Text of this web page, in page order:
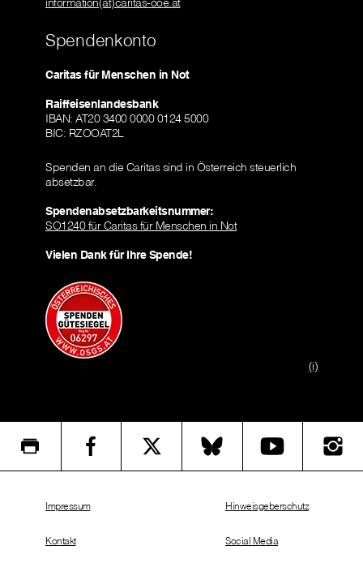
Spendenkonto
Caritas für Menschen in Not
Raiffeisenlandesbank
IBAN: AT20 3400 0000 0124 5000
BIC: RZOOAT2L
Spenden an die Caritas sind in Österreich steuerlich
absetzbar.
Spendenabsetzbarkeitsnummer:
SO1240 für Caritas für Menschen in Not
Vielen Dank für Ihre Spende!
(i)
Impressum
Kontakt
Hinweisgeberschutz
Social Media